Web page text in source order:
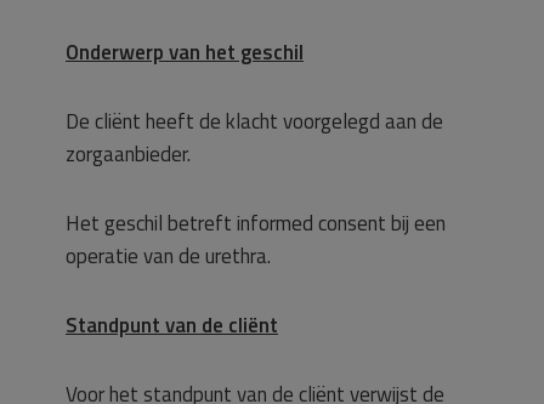
Onderwerp van het geschil
De cliënt heeft de klacht voorgelegd aan de
zorgaanbieder.
Het geschil betreft informed consent bij een
operatie van de urethra.
Standpunt van de cliënt
Voor het standpunt van de cliënt verwijst de